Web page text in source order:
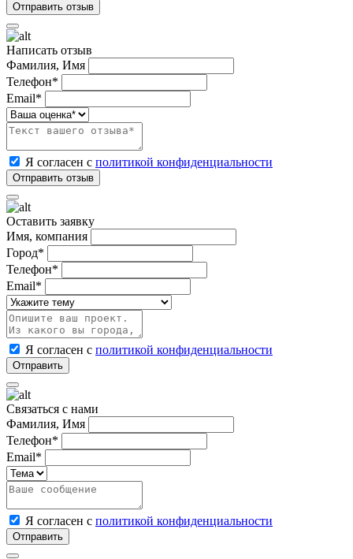
Написать отзыв
Фамилия, Имя
Телефон*
Email*
Я согласен с политикой конфиденциальности
Оставить заявку
Имя, компания
Город*
Телефон*
Email*
Я согласен с политикой конфиденциальности
Связаться с нами
Фамилия, Имя
Телефон*
Email*
Я согласен с политикой конфиденциальности